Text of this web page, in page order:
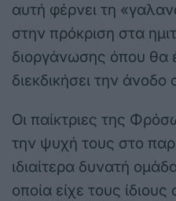
αυτή φέρνει τη
στην πρόκριση στα
διοργάνωσης όπου θα
διεκδικήσει την άνοδο
Οι παίκτριες της
την ψυχή τους στο
ιδιαίτερα δυνατή
οποία είχε τους